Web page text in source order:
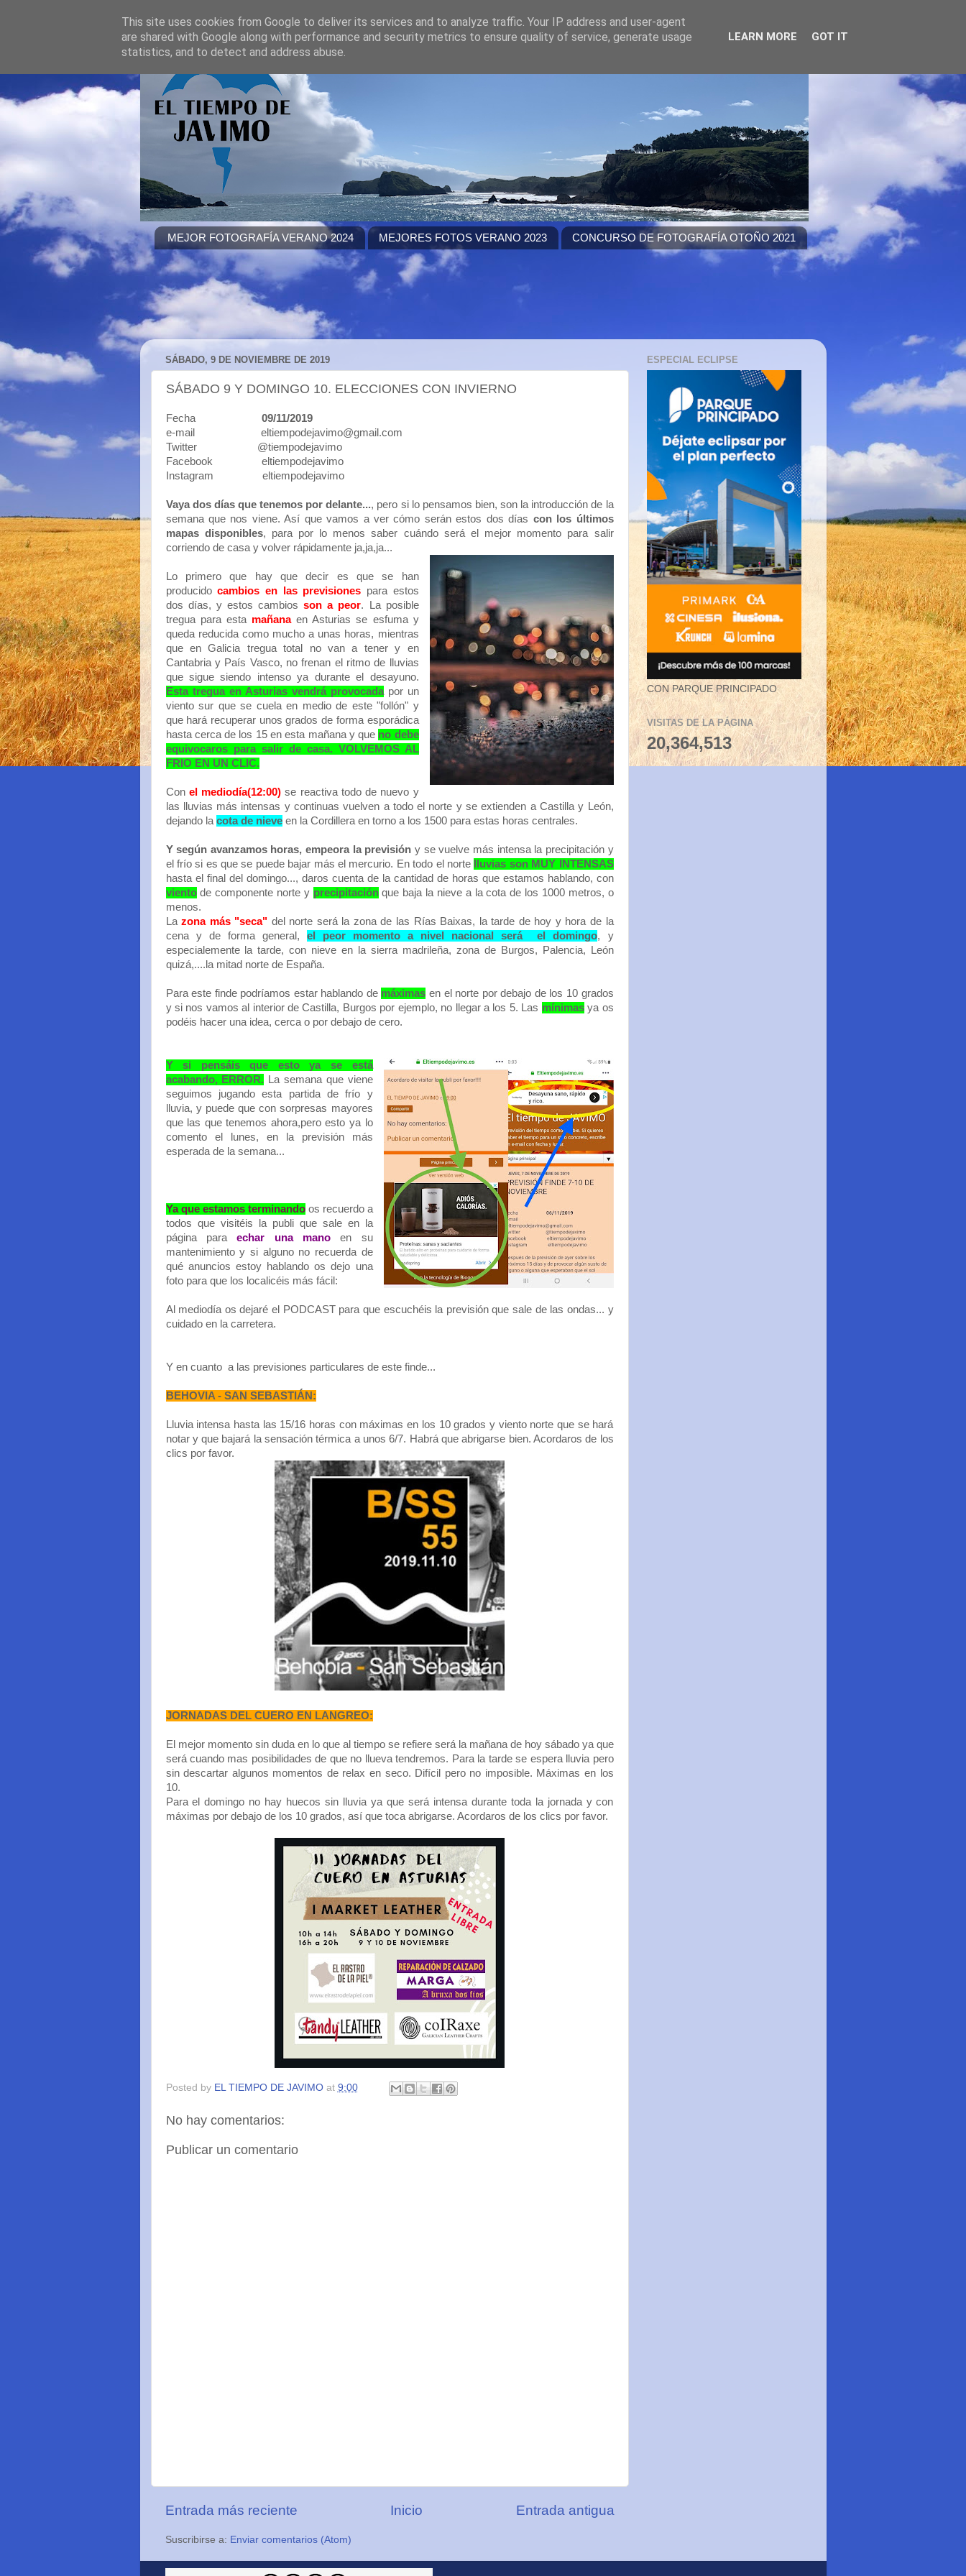
MEJOR FOTOGRAFÍA VERANO 2024 MEJORES FOTOS VERANO 2023 CONCURSO DE FOTOGRAFÍA OTOÑO 2021
SÁBADO, 9 DE NOVIEMBRE DE 2019
SÁBADO 9 Y DOMINGO 10. ELECCIONES CON INVIERNO
Fecha 09/11/2019
e-mail eltiempodejavimo@gmail.com
Twitter @tiempodejavimo
Facebook eltiempodejavimo
Instagram eltiempodejavimo
Vaya dos días que tenemos por delante..., pero si lo pensamos bien, son la introducción de la
semana que nos viene. Así que vamos a ver cómo serán estos dos días con los últimos
mapas disponibles, para por lo menos saber cuándo será el mejor momento para salir
corriendo de casa y volver rápidamente ja,ja,ja...
Lo primero que hay que decir es que se han
producidocambios en las previsiones para estos
dos días, y estos cambiosson a peor. La posible
tregua para esta mañanaen Asturias se esfuma y
queda reducida como mucho a unas horas, mientras
que en Galicia tregua total no van a tener y en
Cantabria y País Vasco, no frenan el ritmo de lluvias
que sigue siendo intenso ya durante el desayuno.
Esta tregua en Asturias vendrá provocadapor un
viento sur que se cuela en medio de este "follón" y
que hará recuperar unos grados de forma esporádica
hasta cerca de los 15 en esta mañana y que no debe
equivocaros para salir de casa. VOLVEMOS AL
FRIO EN UN CLIC.
Con el mediodía(12:00) se reactiva todo de nuevo y
las lluvias más intensas y continuas vuelven a todo el norte y se extienden a Castilla y León,
dejando la cota de nieveen la Cordillera en torno a los 1500 para estas horas centrales.
Y según avanzamos horas, empeora la previsión y se vuelve más intensa la precipitación y
el frío si es que se puede bajar más el mercurio. En todo el norte
lluvias son MUY INTENSAS
hasta el final del domingo..., daros cuenta de la cantidad de horas que estamos hablando, con
vientode componente norte y precipitaciónque baja la nieve a la cota de los 1000 metros, o
menos.
Lazona más "seca" del norte será la zona de las Rías Baixas, la tarde de hoy y hora de la
cena y de forma general, el peor momento a nivel nacional será el domingo, y
especialemente la tarde, con nieve en la sierra madrileña, zona de Burgos, Palencia, León
quizá,....la mitad norte de España.
Para este finde podríamos estar hablando de máximas en el norte por debajo de los 10 grados
y si nos vamos al interior de Castilla, Burgos por ejemplo, no llegar a los 5. Las mínimasya os
podéis hacer una idea, cerca o por debajo de cero.
Y si pensáis que esto ya se está
acabando, ERROR. La semana que viene
seguimos jugando esta partida de frío y
lluvia, y puede que con sorpresas mayores
que las que tenemos ahora,pero esto ya lo
comento el lunes, en la previsión más
esperada de la semana...
Ya que estamos terminandoos recuerdo a
todos que visitéis la publi que sale en la
página paraechar una manoen su
mantenimiento y si alguno no recuerda de
qué anuncios estoy hablando os dejo una
foto para que los localicéis más fácil:
Al mediodía os dejaré el PODCAST para que escuchéis la previsión que sale de las ondas... y
cuidado en la carretera.
Y en cuanto a las previsiones particulares de este finde...
BEHOVIA - SAN SEBASTIÁN:
Lluvia intensa hasta las 15/16 horas con máximas en los 10 grados y viento norte que se hará
notar y que bajará la sensación térmica a unos 6/7. Habrá que abrigarse bien. Acordaros de los
clics por favor.
JORNADAS DEL CUERO EN LANGREO:
El mejor momento sin duda en lo que al tiempo se refiere será la mañana de hoy sábado ya que
será cuando mas posibilidades de que no llueva tendremos. Para la tarde se espera lluvia pero
sin descartar algunos momentos de relax en seco. Difícil pero no imposible. Máximas en los
10.
Para el domingo no hay huecos sin lluvia ya que será intensa durante toda la jornada y con
máximas por debajo de los 10 grados, así que toca abrigarse. Acordaros de los clics por favor.
Posted by EL TIEMPO DE JAVIMO at 9:00
No hay comentarios:
Publicar un comentario
Entrada más reciente Entrada antigua
Inicio
Suscribirse a: Enviar comentarios (Atom)
ESPECIAL ECLIPSE
CON PARQUE PRINCIPADO
VISITAS DE LA PÁGINA
20,364,513
This site uses cookies from Google to deliver its services and to analyze traffic. Your IP address and user-agent
are shared with Google along with performance and security metrics to ensure quality of service, generate usage
statistics, and to detect and address abuse.
LEARN MORE GOT IT